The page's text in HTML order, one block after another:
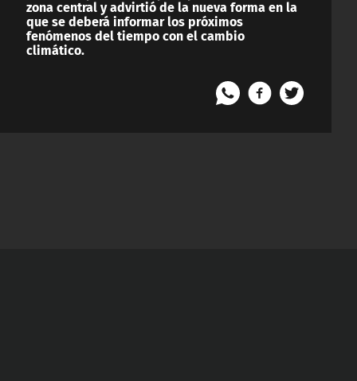
zona central y advirtió de la nueva forma en la
que se deberá informar los próximos
fenómenos del tiempo con el cambio
climático.